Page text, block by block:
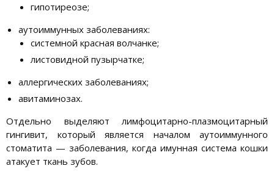
гипотиреозе;
аутоиммунных заболеваниях:
системной красная волчанке;
листовидной пузырчатке;
аллергических заболеваниях;
авитаминозах.
Отдельно выделяют лимфоцитарно-плазмоцитарный
гингивит, который является началом аутоиммунного
стоматита — заболевания, когда имунная система кошки
атакует ткань зубов.